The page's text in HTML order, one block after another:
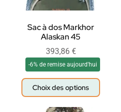
Sac à dos Markhor
Alaskan 45
393,86 €
-6% de remise aujourd'hui
Choix des options